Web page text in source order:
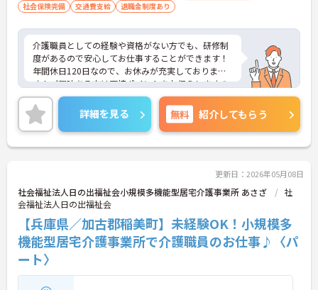
社会保険完備
交通費支給 退職金制度あり
介護職員としての経験や資格がない方でも、研修制
度があるので安心してお仕事することができます！
年間休日120日なので、お休みが充実しておりま
す！ご興味ある方は面接ポイントをお伝えしますの
で、お気軽にお問い合わせください♪
詳細を見る 無料 紹介してもらう
更新日：2026年05月08日
社会福祉法人日の出福祉会小規模多機能型居宅介護事業所 あさざ
社
会福祉法人日の出福祉会
【兵庫県／加古郡稲美町】未経験OK！小規模多
機能型居宅介護事業所で介護職員のお仕事♪〈パ
ート〉